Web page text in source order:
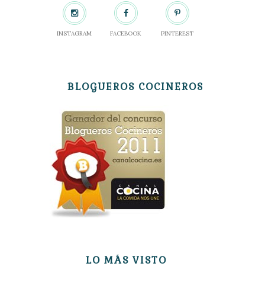
INSTAGRAM FACEBOOK PINTEREST
BLOGUEROS COCINEROS
LO MÁS VISTO